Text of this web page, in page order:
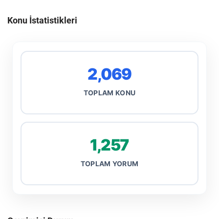
Konu İstatistikleri
2,069
TOPLAM KONU
1,257
TOPLAM YORUM